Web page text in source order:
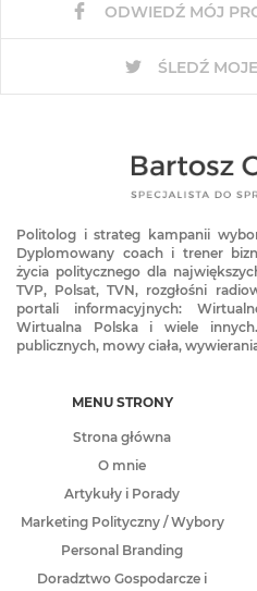
ODWIEDŹ MÓJ
ŚLEDŹ
Politolog i strateg kampanii
Dyplomowany coach i trener
życia politycznego dla
TVP, Polsat, TVN, rozgłośni
portali informacyjnych:
Wirtualna Polska i wiele
publicznych, mowy ciała,
MENU STRONY
Strona główna
O mnie
Artykuły i Porady
Marketing Polityczny / Wybory
Personal Branding
Doradztwo Gospodarcze i